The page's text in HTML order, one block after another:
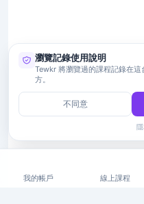
我的帳戶 線上課程
瀏覽記錄使用說明
Tewkr 將瀏覽過的課程記錄在
方。
不同意